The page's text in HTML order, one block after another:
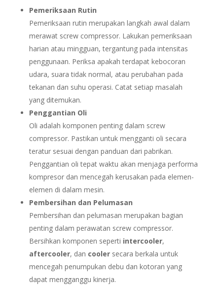
Pemeriksaan Rutin
Pemeriksaan rutin merupakan langkah awal dalam
merawat screw compressor. Lakukan pemeriksaan
harian atau mingguan, tergantung pada intensitas
penggunaan. Periksa apakah terdapat kebocoran
udara, suara tidak normal, atau perubahan pada
tekanan dan suhu operasi. Catat setiap masalah
yang ditemukan.
Penggantian Oli
Oli adalah komponen penting dalam screw
compressor. Pastikan untuk mengganti oli secara
teratur sesuai dengan panduan dari pabrikan.
Penggantian oli tepat waktu akan menjaga performa
kompresor dan mencegah kerusakan pada elemen-
elemen di dalam mesin.
Pembersihan dan Pelumasan
Pembersihan dan pelumasan merupakan bagian
penting dalam perawatan screw compressor.
Bersihkan komponen seperti intercooler,
aftercooler, dan coolersecara berkala untuk
mencegah penumpukan debu dan kotoran yang
dapat mengganggu kinerja.